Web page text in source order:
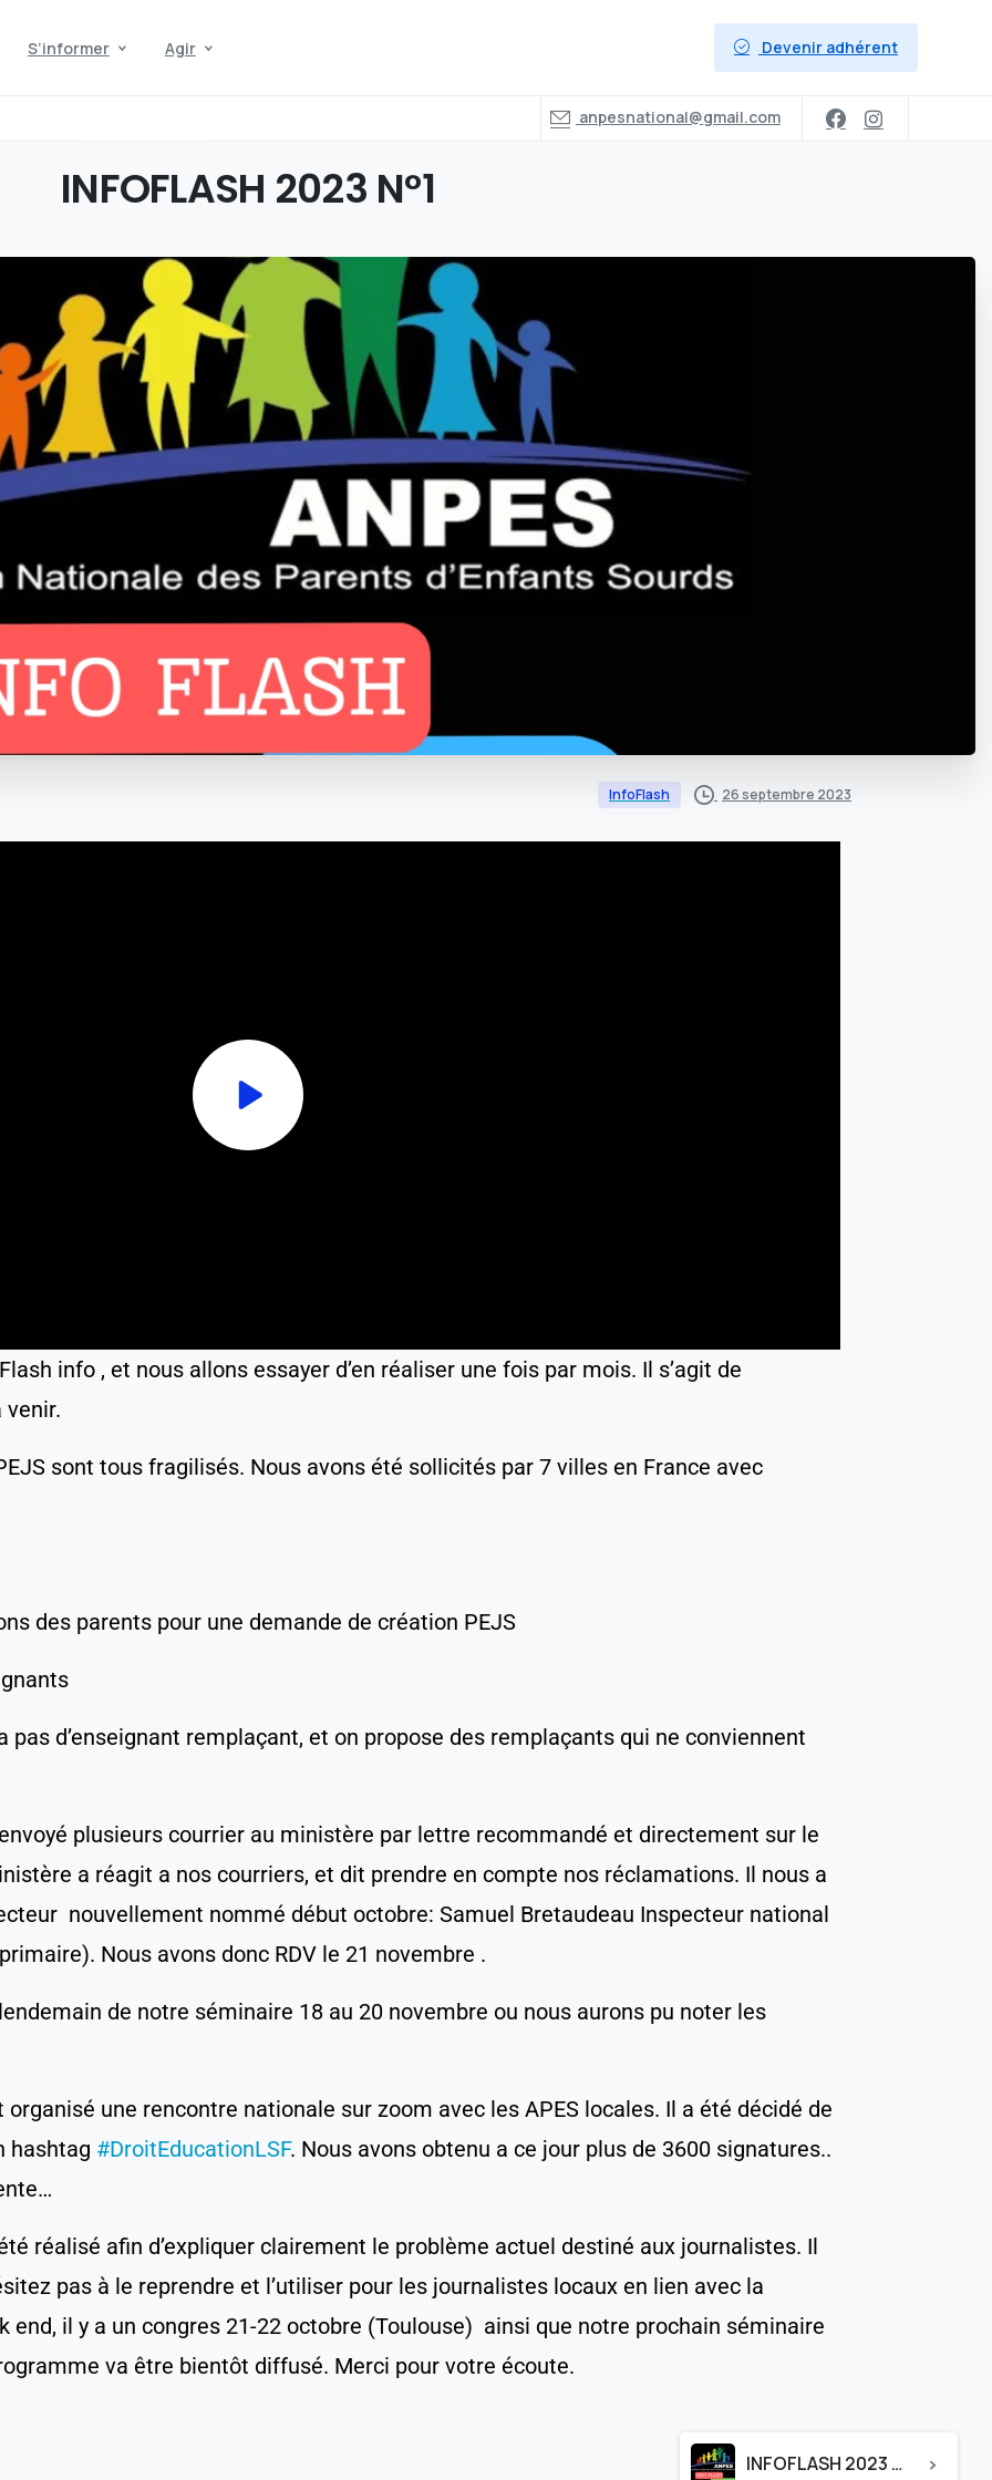
S’informer Agir Devenir adhérent
anpesnational@gmail.com
INFOFLASH 2023 N°1
InfoFlash 26 septembre 2023
info , et nous allons essayer d’en réaliser une fois par mois. Il s’agit de
venir.
sont tous fragilisés. Nous avons été sollicités par 7 villes en France avec
des parents pour une demande de création PEJS
pas d’enseignant remplaçant, et on propose des remplaçants qui ne conviennent
plusieurs courrier au ministère par lettre recommandé et directement sur le
a réagit a nos courriers, et dit prendre en compte nos réclamations. Il nous a
nouvellement nommé début octobre: Samuel Bretaudeau Inspecteur national
Nous avons donc RDV le 21 novembre .
de notre séminaire 18 au 20 novembre ou nous aurons pu noter les
une rencontre nationale sur zoom avec les APES locales. Il a été décidé de
hashtag #DroitEducationLSF. Nous avons obtenu a ce jour plus de 3600 signatures..
réalisé afin d’expliquer clairement le problème actuel destiné aux journalistes. Il
pas à le reprendre et l’utiliser pour les journalistes locaux en lien avec la
end, il y a un congres 21-22 octobre (Toulouse) ainsi que notre prochain séminaire
va être bientôt diffusé. Merci pour votre écoute.
INFOFLASH 2023 N°2 & 3